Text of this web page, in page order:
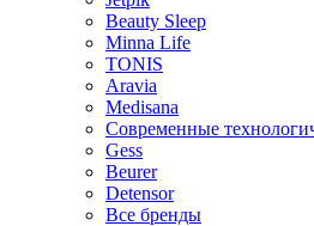
Beauty Sleep
Minna Life
TONIS
Aravia
Medisana
Современные
Gess
Beurer
Detensor
Все бренды